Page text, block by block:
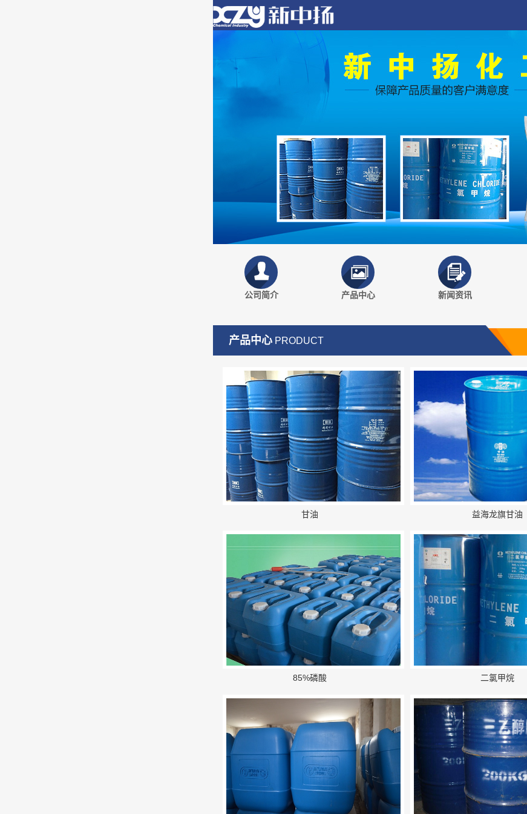
公司简介 产品中心 新闻资讯
产品中心 PRODUCT
甘油 益海龙旗甘油
85%磷酸 二氯甲烷